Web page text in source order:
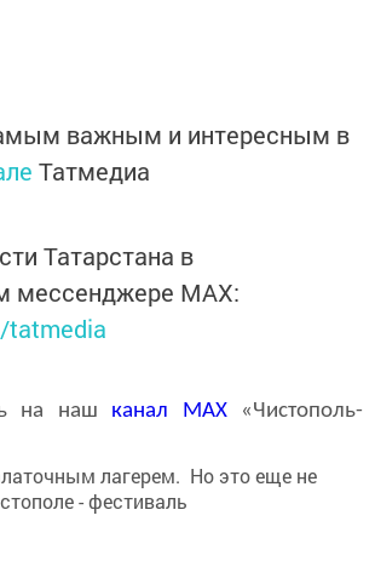
важным и интересным в
Татмедиа
Татарстана в
мессенджере MАХ:
tatmedia
на наш канал MAX«Чистополь-